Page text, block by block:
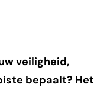
veiligheid,
bepaalt? Het